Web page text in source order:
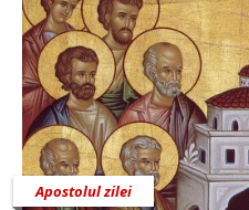
Apostolul zilei